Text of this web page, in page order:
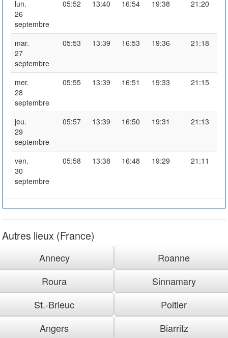
lun.
26
septembre
05:52 13:40 16:54 19:38 21:20
mar.
27
septembre
05:53 13:39 16:53 19:36 21:18
mer.
28
septembre
05:55 13:39 16:51 19:33 21:15
jeu.
29
septembre
05:57 13:39 16:50 19:31 21:13
ven.
30
septembre
05:58 13:38 16:48 19:29 21:11
Autres lieux (France)
Annecy
Roanne
Roura
Sinnamary
St.-Brieuc
Poitier
Angers
Biarritz